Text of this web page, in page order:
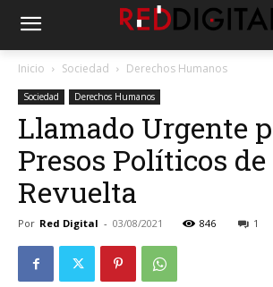
Inicio Sociedad Derechos Humanos
Sociedad Derechos Humanos
Llamado Urgente
Presos Políticos
Revuelta
Por Red Digital - 03/08/2021 846 1